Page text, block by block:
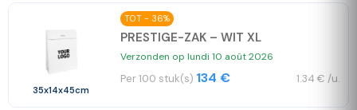
35x14x45cm
TOT - 36%
PRESTIGE-ZAK – WIT XL
Verzonden op lundi 10 août 2026
Per 100 stuk(s) 134 € 1.34 € /u.